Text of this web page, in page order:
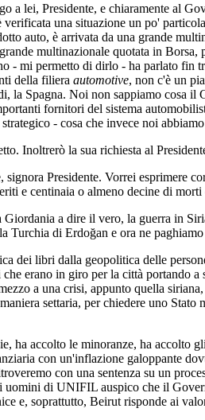
a lei, Presidente, e chiaramente al
una situazione un po'
auto, è arrivata da una grande
multinazionale quotata in
- mi permetto di dirlo - ha parlato fin
della filiera automotive, non c'è un
la Spagna. Noi non sappiamo cosa
fornitori del sistema
- cosa che invece noi
Inoltrerò la sua richiesta al
signora Presidente. Vorrei esprimere
e centinaia o almeno decine di morti
a dire il vero, la guerra in
Turchia di Erdoğan e ora ne
dei libri dalla geopolitica delle
erano in giro per la città portando
a una crisi, appunto quella
settaria, per chiedere uno
ha accolto le minoranze, ha
con un'inflazione galoppante
con una sentenza su un
uomini di UNIFIL auspico che il
e, soprattutto, Beirut risponde ai